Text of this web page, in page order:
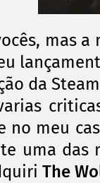
mas
da
no meu
uma das
The